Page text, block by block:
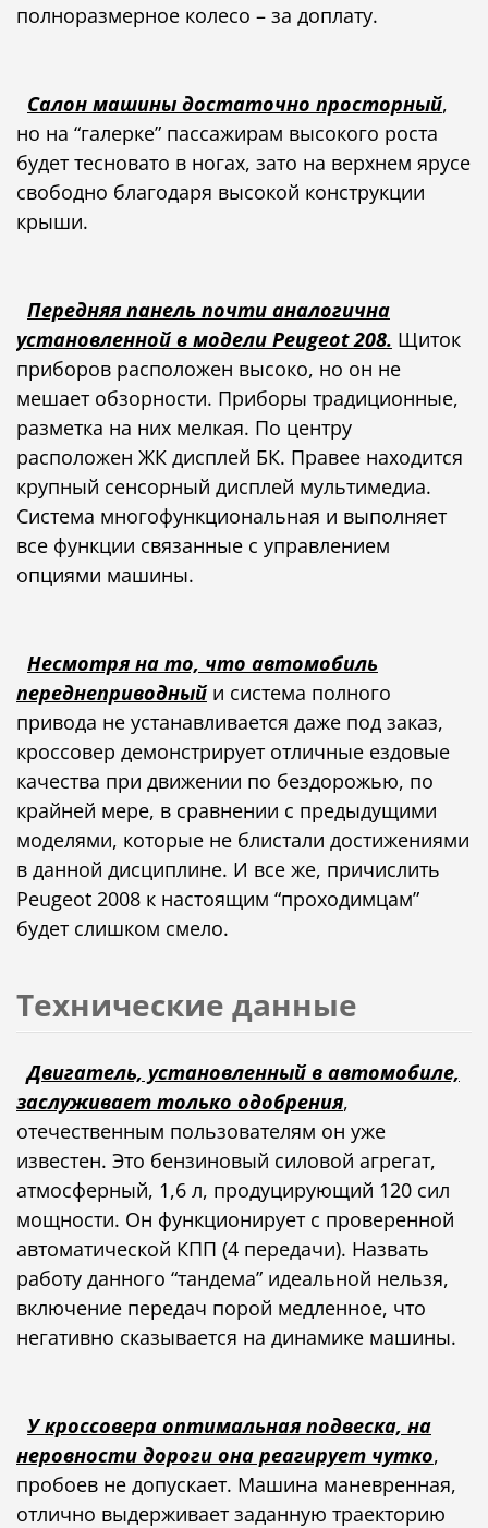
полноразмерное колесо – за доплату.
Салон машины достаточно просторный,
но на “галерке” пассажирам высокого роста
будет тесновато в ногах, зато на верхнем ярусе
свободно благодаря высокой конструкции
крыши.
Передняя панель почти аналогична
установленной в модели Peugeot 208. Щиток
приборов расположен высоко, но он не
мешает обзорности. Приборы традиционные,
разметка на них мелкая. По центру
расположен ЖК дисплей БК. Правее находится
крупный сенсорный дисплей мультимедиа.
Система многофункциональная и выполняет
все функции связанные с управлением
опциями машины.
Несмотря на то, что автомобиль
переднеприводныйи система полного
привода не устанавливается даже под заказ,
кроссовер демонстрирует отличные ездовые
качества при движении по бездорожью, по
крайней мере, в сравнении с предыдущими
моделями, которые не блистали достижениями
в данной дисциплине. И все же, причислить
Peugeot 2008 к настоящим “проходимцам”
будет слишком смело.
Технические данные
Двигатель, установленный в автомобиле,
заслуживает только одобрения,
отечественным пользователям он уже
известен. Это бензиновый силовой агрегат,
атмосферный, 1,6 л, продуцирующий 120 сил
мощности. Он функционирует с проверенной
автоматической КПП (4 передачи). Назвать
работу данного “тандема” идеальной нельзя,
включение передач порой медленное, что
негативно сказывается на динамике машины.
У кроссовера оптимальная подвеска, на
неровности дороги она реагирует чутко,
пробоев не допускает. Машина маневренная,
отлично выдерживает заданную траекторию